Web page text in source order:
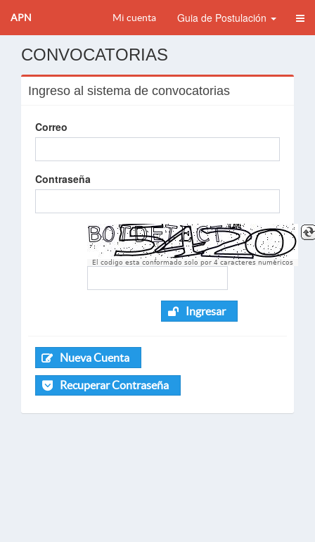
APN Mi cuenta Guia de Postulación
CONVOCATORIAS
Ingreso al sistema de convocatorias
Correo
Contraseña
El codigo esta conformado solo por 4 caracteres numèricos
Ingresar
Nueva Cuenta
Recuperar Contraseña